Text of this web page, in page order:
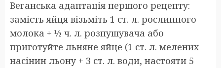
Веганська адаптація першого рецепту:
замість яйця візьміть 1 ст. л. рослинного
молока + ½ ч. л. розпушувача або
приготуйте льняне яйце (1 ст. л. мелених
насінин льону + 3 ст. л. води, настояти 5